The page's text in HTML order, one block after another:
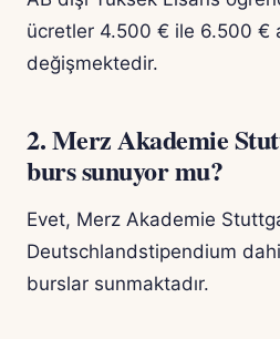
ücretler 4.500 € ile 6.500 €
değişmektedir.
2. Merz Akademie
burs sunuyor mu?
Evet, Merz Akademie
Deutschlandstipendium
burslar sunmaktadır.